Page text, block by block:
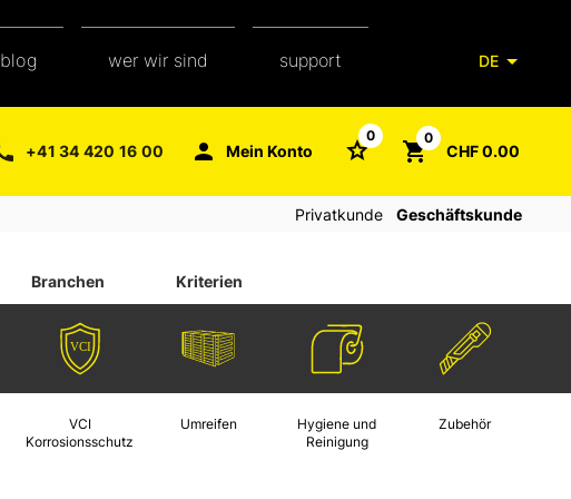
blog wer wir sind support
verpackungsglossar
faq
DE
+41 34 420 16 00 Mein Konto
0 0
CHF 0.00
Privatkunde Geschäftskunde
Branchen Kriterien
VCI
Korrosionsschutz
Umreifen
Hygiene und
Reinigung
Zubehör